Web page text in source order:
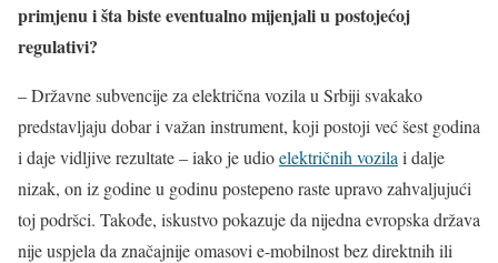
primjenu i šta biste eventualno mijenjali u postojećoj
regulativi?
– Državne subvencije za električna vozila u Srbiji svakako
predstavljaju dobar i važan instrument, koji postoji već šest godina
i daje vidljive rezultate – iako je udioelektričnih vozila i dalje
nizak, on iz godine u godinu postepeno raste upravo zahvaljujući
toj podršci. Takođe, iskustvo pokazuje da nijedna evropska država
nije uspjela da značajnije omasovi e-mobilnost bez direktnih ili